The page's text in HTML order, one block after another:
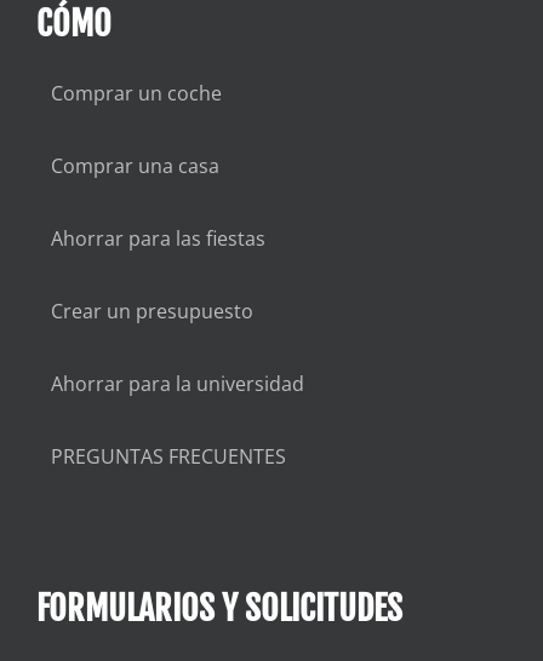
CÓMO
Comprar un coche
Comprar una casa
Ahorrar para las fiestas
Crear un presupuesto
Ahorrar para la universidad
PREGUNTAS FRECUENTES
FORMULARIOS Y SOLICITUDES